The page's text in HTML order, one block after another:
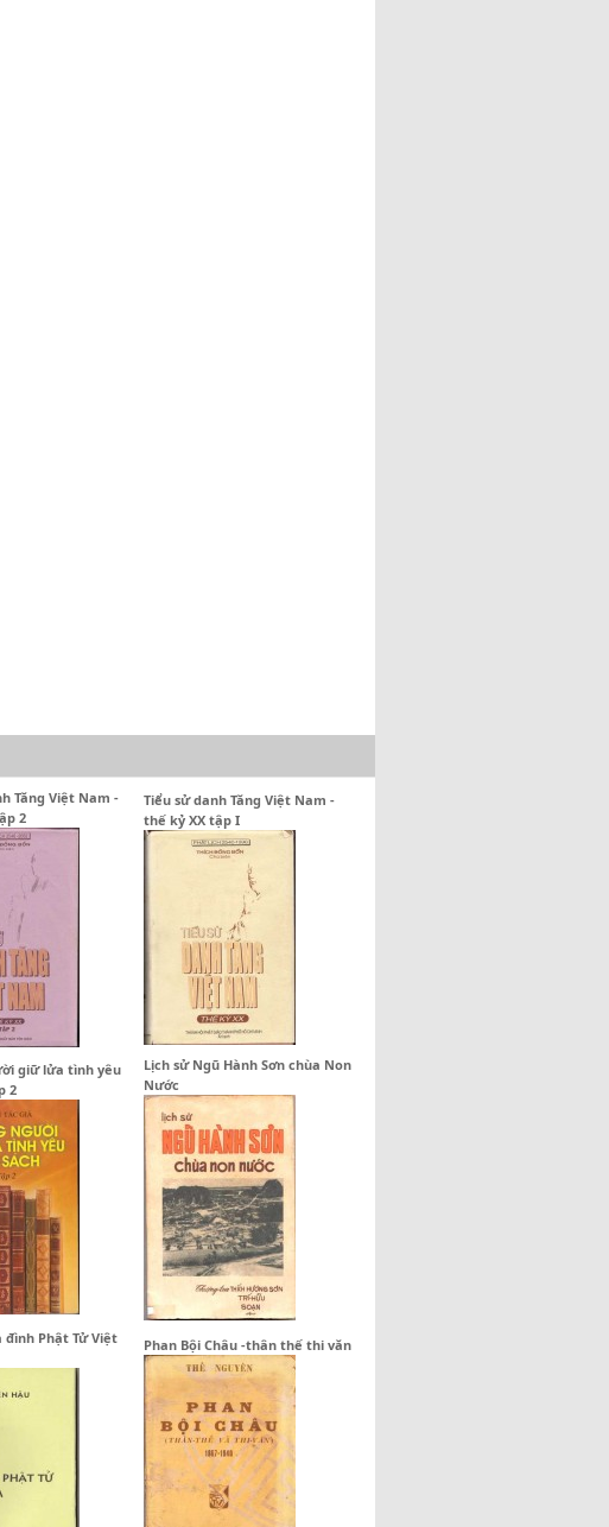
Tăng Việt Nam -
2
Tiểu sử danh Tăng Việt Nam -
thế kỷ XX tập I
giữ lửa tình yêu
2
Lịch sử Ngũ Hành Sơn chùa Non
Nước
đình Phật Tử Việt
Phan Bội Châu -thân thế thi văn